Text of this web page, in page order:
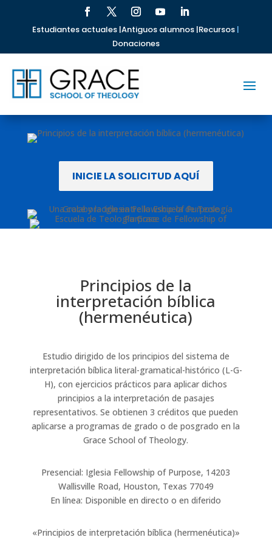
Estudiantes actuales |Antiguos alumnos |Recursos |
Donaciones
INICIE LA SOLICITUD AQUÍ
Principios de la
interpretación bíblica
(hermenéutica)
Estudio dirigido de los principios del sistema de
interpretación bíblica literal-gramatical-histórico (L-G-
H), con ejercicios prácticos para aplicar dichos
principios a la interpretación de pasajes
representativos. Se obtienen 3 créditos que pueden
aplicarse a programas de grado o de posgrado en la
Grace School of Theology.
Presencial: Iglesia Fellowship of Purpose, 14203
Wallisville Road, Houston, Texas 77049
En línea: Disponible en directo o en diferido
«Principios de interpretación bíblica (hermenéutica)»